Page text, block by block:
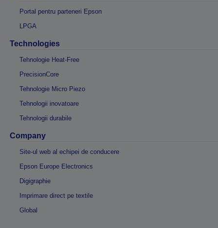
Portal pentru parteneri Epson
LPGA
Technologies
Tehnologie Heat-Free
PrecisionCore
Tehnologie Micro Piezo
Tehnologii inovatoare
Tehnologii durabile
Company
Site-ul web al echipei de conducere
Epson Europe Electronics
Digigraphie
Imprimare direct pe textile
Global